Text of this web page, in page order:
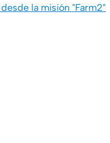
la misión "Farm2"